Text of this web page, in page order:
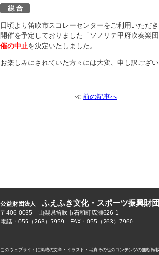
日頃より笛吹市スコレーセンターをご利用いただ
開催を予定しておりました「ソノリテ甲府吹奏楽
催の中止を決定いたしました。
お楽しみにされていた方々には大変、申し訳ござ
≪ 前の記事へ
公益財団法人 ふえふき文化・スポーツ振興財団
〒406-0035 山梨県笛吹市石和町広瀬626-1
電話：055（263）7959 FAX：055（263）7960
このウェブサイトに掲載の文章・イラスト・写真その他のコンテンツの無断転